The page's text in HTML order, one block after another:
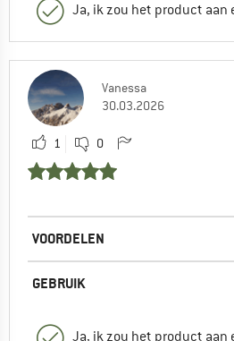
Ja, ik zou het product aan
Vanessa
30.03.2026
1 0
VOORDELEN
GEBRUIK
Ja, ik zou het product aan